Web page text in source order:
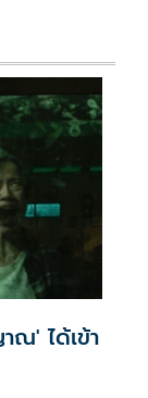
' ได้เข้า